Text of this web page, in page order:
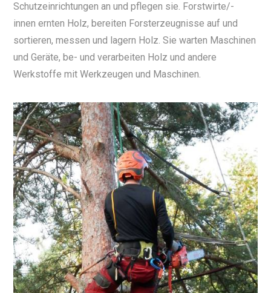
Schutzeinrichtungen an und pflegen sie. Forstwirte/-
innen ernten Holz, bereiten Forsterzeugnisse auf und
sortieren, messen und lagern Holz. Sie warten Maschinen
und Geräte, be- und verarbeiten Holz und andere
Werkstoffe mit Werkzeugen und Maschinen.